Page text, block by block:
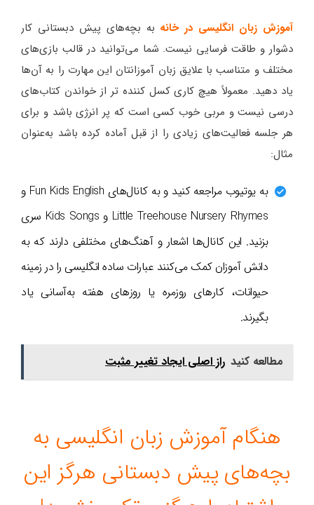
آموزش زبان انگلیسی در خانه به بچه‌های پیش دبستانی کار
دشوار و طاقت فرسایی نیست. شما می‌توانید در قالب بازی‌های
مختلف و متناسب با علایق زبان آموزانتان این مهارت را به آن‌ها
یاد دهید. معمولاً هیچ کاری کسل کننده تر از خواندن کتاب‌های
درسی نیست و مربی خوب کسی است که پر انرژی باشد و برای
هر جلسه فعالیت‌های زیادی را از قبل آماده کرده باشد به‌عنوان
مثال:
به یوتیوب مراجعه کنید و به کانال‌های Fun Kids English و
Little Treehouse Nursery Rhymes و Kids Songs سری
بزنید. این کانال‌ها اشعار و آهنگ‌های مختلفی دارند که به
دانش آموزان کمک می‌کنند عبارات ساده انگلیسی را در زمینه
حیوانات، کارهای روزمره یا روزهای هفته به‌آسانی یاد
بگیرند.
مطالعه کنید راز اصلی ایجاد تغییر مثبت
هنگام آموزش زبان انگلیسی به
بچه‌های پیش دبستانی هرگز این